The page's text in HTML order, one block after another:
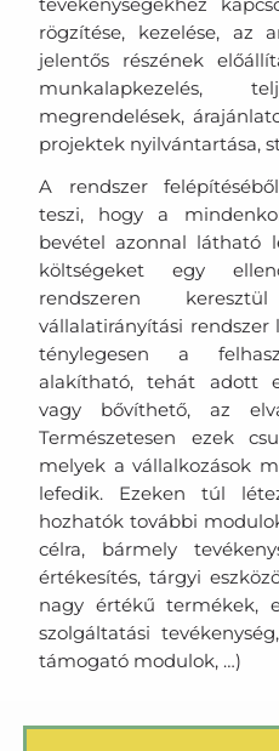
rögzítése, kezelése, az
jelentős részének
munkalapkezelés,
megrendelések,
projektek nyilvántartása,
A rendszer
teszi, hogy a
bevétel azonnal látható
költségeket egy
rendszeren
vállalatirányítási
ténylegesen a
alakítható, tehát adott
vagy bővíthető, az
Természetesen ezek
melyek a vállalkozások
lefedik. Ezeken túl
hozhatók további
célra, bármely
értékesítés, tárgyi
nagy értékű termékek,
szolgáltatási
támogató modulok, …)